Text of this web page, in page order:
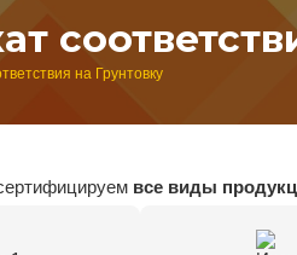
на Грунтовку
все виды